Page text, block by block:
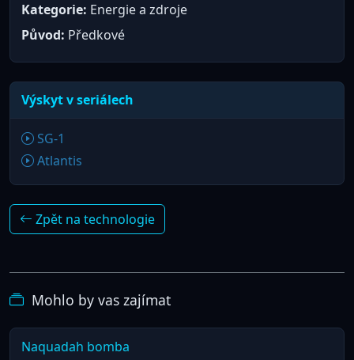
Kategorie: Energie a zdroje
Původ: Předkové
Výskyt v seriálech
SG-1
Atlantis
Zpět na technologie
Mohlo by vas zajímat
Naquadah bomba